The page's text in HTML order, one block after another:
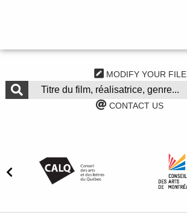
MODIFY YOUR FILE
CONTACT US